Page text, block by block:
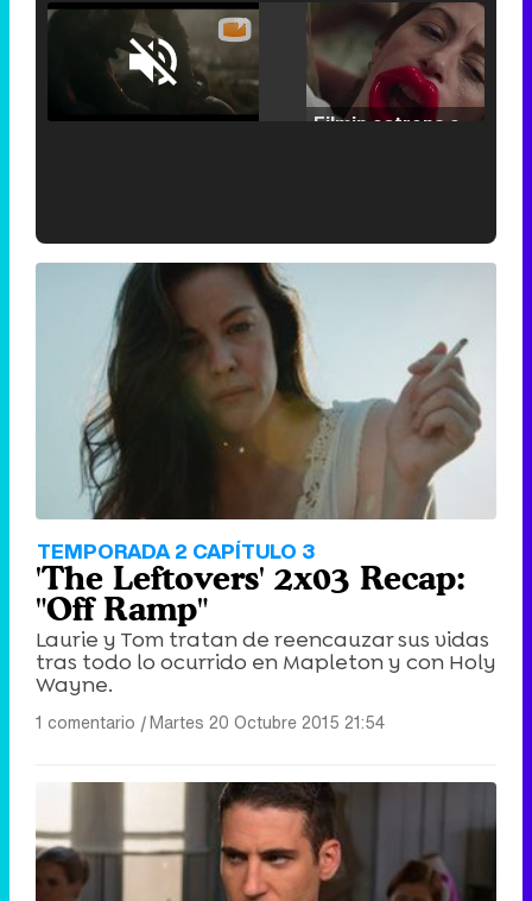
Unmute /
Loaded:
25.30%
'120 Minutos' celebra sus 2.000 programas en Telemadrid con un vídeo del día a día en la redacción
Tráiler de '33 días', la nueva serie de Atresplayer con Julián Villagrán y José Manuel Poga
Tráiler de la tercera temporada de 'The Walking Dead: Dead City' de AMC+
TEMPORADA 2 CAPÍTULO 3
'The Leftovers' 2x03 Recap:
"Off Ramp"
Laurie y Tom tratan de reencauzar sus vidas
tras todo lo ocurrido en Mapleton y con Holy
Wayne.
1 comentario |Martes 20 Octubre 2015 21:54